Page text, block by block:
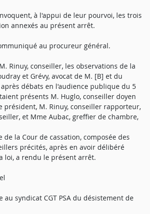
à l'appui de leur pourvoi, les trois
annexés au présent arrêt.
au procureur général.
Rinuy, conseiller, les observations de la
et Grévy, avocat de M. [B] et du
après débats en l'audience publique du 5
présents M. Huglo, conseiller doyen
président, M. Rinuy, conseiller rapporteur,
et Mme Aubac, greffier de chambre,
de la Cour de cassation, composée des
précités, après en avoir délibéré
loi, a rendu le présent arrêt.
au syndicat CGT PSA du désistement de